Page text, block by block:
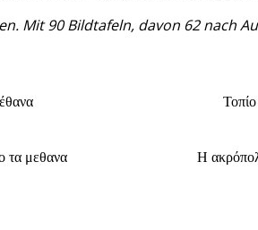
Mit 90 Bildtafeln, davon 62 nach
τα μεθανα Η